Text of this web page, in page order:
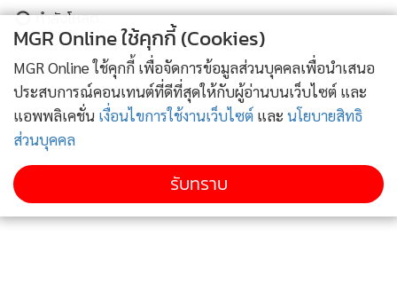
18,102
“จตุพร” ว้าเหว่ แดงเหนือไม่ชุมนุม
ชี้ “บิ๊กตู่” มาจากเลือกตั้ง ดูแลดีช่วง
โควิด เข็ดหลอกไปตายติดคุก
ข่าวในหมวดล่าสุด
1
รัฐบาลสั่ง กฟภ.เร่งขยายไฟฟ้าเข้า "ปราสาทตาควาย-
เนิน 350" ให้เสร็จต้นปี 70 ยกระดับคุณภาพชีวิตเพิ่ม
ขวัญกำลังใจทหารแนวหน้า
3
“ธนารัตน์” แจงรับบทวิทยากร TH-AI Passport หวัง
กำกับใช้งบเหมาะสม ชูจุดเด่นคนไทยได้ใช้ AI ระดับโปร
MGR Online ใช้คุกกี้ (Cookies)
MGR Online ใช้คุกกี้ เพื่อจัดการข้อมูลส่วนบุคคลเพื่อนำเสนอ
ประสบการณ์คอนเทนต์ที่ดีที่สุดให้กับผู้อ่านบนเว็บไซต์ และ
แอพพลิเคชั่น เงื่อนไขการใช้งานเว็บไซต์ และ นโยบายสิทธิ
ส่วนบุคคล
รับทราบ